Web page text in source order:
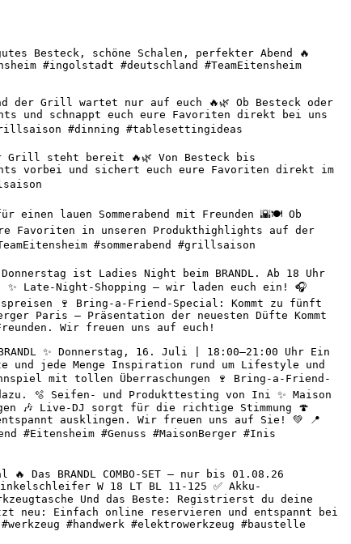
Besteck, schöne Schalen, perfekter Abend 🔥
#ingolstadt #deutschland #TeamEitensheim
der Grill wartet nur auf euch 🔥🌿 Ob Besteck oder
und schnappt euch eure Favoriten direkt bei uns
#dinning #tablesettingideas
Grill steht bereit 🔥🌿 Von Besteck bis
vorbei und sichert euch eure Favoriten direkt im
lauen Sommerabend mit Freunden 🌇🍽️ Ob
Favoriten in unseren Produkthighlights auf der
#sommerabend #grillsaison
ist Ladies Night beim BRANDL. Ab 18 Uhr
Late-Night-Shopping – wir laden euch ein! 🎧
🍷 Bring-a-Friend-Special: Kommt zu fünft
Paris – Präsentation der neuesten Düfte Kommt
Wir freuen uns auf euch!
✨ Donnerstag, 16. Juli | 18:00–21:00 Uhr Ein
und jede Menge Inspiration rund um Lifestyle und
mit tollen Überraschungen 🍷 Bring-a-Friend-
🫧 Seifen- und Produkttesting von Ini ✨ Maison
🎶 Live-DJ sorgt für die richtige Stimmung 🍄
ausklingen. Wir freuen uns auf Sie! 💚 📍
#Eitensheim #Genuss #MaisonBerger #Inis
BRANDL COMBO-SET – nur bis 01.08.26
W 18 LT BL 11-125 ✅ Akku-
Und das Beste: Registrierst du deine
neu: Einfach online reservieren und entspannt bei
#handwerk #elektrowerkzeug #baustelle